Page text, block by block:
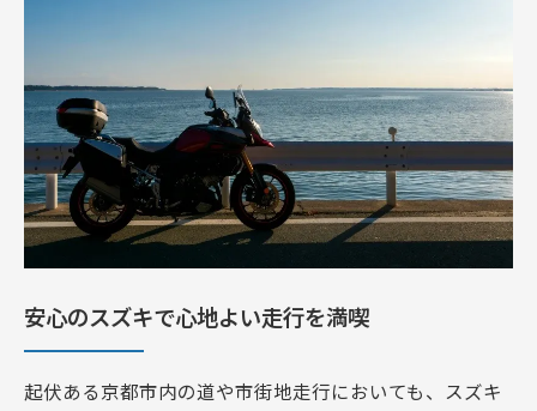
安心のスズキで心地よい走行を満喫
起伏ある京都市内の道や市街地走行においても、スズキ